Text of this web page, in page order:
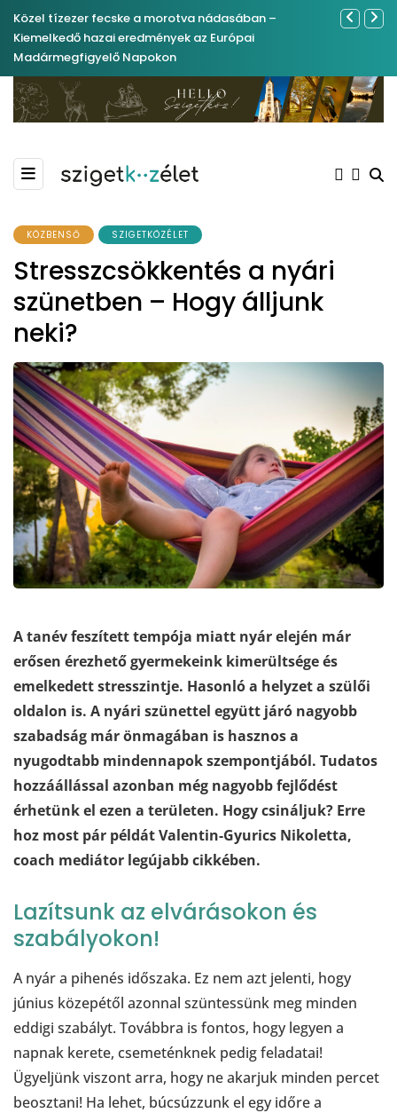
Közel tízezer fecske a morotva nádasában –
Kiemelkedő hazai eredmények az Európai
Madármegfigyelő Napokon
Ferenc
KÖZBENSŐ SZIGETKÖZÉLET
Stresszcsökkentés a nyári
szünetben – Hogy álljunk
neki?
A tanév feszített tempója miatt nyár elején már
erősen érezhető gyermekeink kimerültsége és
emelkedett stresszintje. Hasonló a helyzet a szülői
oldalon is. A nyári szünettel együtt járó nagyobb
szabadság már önmagában is hasznos a
nyugodtabb mindennapok szempontjából. Tudatos
hozzáállással azonban még nagyobb fejlődést
érhetünk el ezen a területen. Hogy csináljuk? Erre
hoz most pár példát Valentin-Gyurics Nikoletta,
coach mediátor legújabb cikkében.
Lazítsunk az elvárásokon és
szabályokon!
A nyár a pihenés időszaka. Ez nem azt jelenti, hogy
június közepétől azonnal szüntessünk meg minden
eddigi szabályt. Továbbra is fontos, hogy legyen a
napnak kerete, csemeténknek pedig feladatai!
Ügyeljünk viszont arra, hogy ne akarjuk minden percet
beosztani! Ha lehet, búcsúzzunk el egy időre a